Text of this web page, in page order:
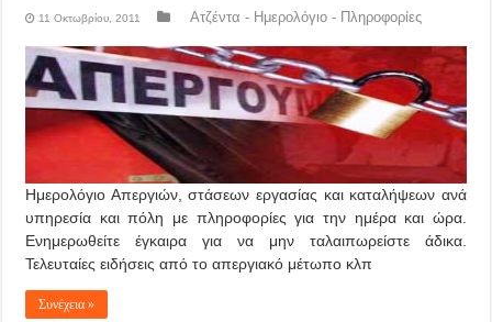
11 Οκτωβρίου, 2011 Ατζέντα - Ημερολόγιο - Πληροφορίες
Ημερολόγιο Απεργιών, στάσεων εργασίας και καταλήψεων ανά
υπηρεσία και πόλη με πληροφορίες για την ημέρα και ώρα.
Ενημερωθείτε έγκαιρα για να μην ταλαιπωρείστε άδικα.
Τελευταίες ειδήσεις από το απεργιακό μέτωπο κλπ
Συνέχεια »